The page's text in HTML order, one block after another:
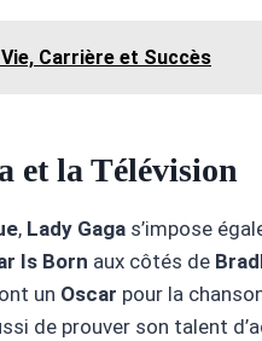
Carrière et Succès
et la Télévision
, Lady Gaga s’impose
Is Born aux côtés de
un Oscar pour la
de prouver son talent